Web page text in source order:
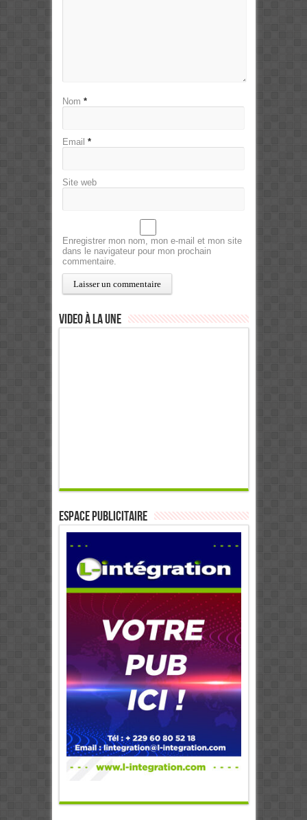
Nom *
Email *
Site web
Enregistrer mon nom, mon e-mail et mon site
dans le navigateur pour mon prochain
commentaire.
Video à la Une
ESPACE PUBLICITAIRE